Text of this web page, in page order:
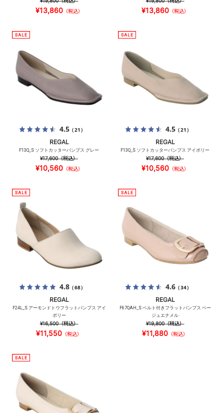
¥13,860（税込） ¥13,860（税込）
4.5（21）
REGAL
F13Q_S ソフトカッターパンプス グレー
¥17,600（税込）
¥10,560（税込）
4.5（21）
REGAL
F13Q_S ソフトカッターパンプス アイボリー
¥17,600（税込）
¥10,560（税込）
4.8（68）
REGAL
F24L_S アーモンドトウフラットパンプス アイ
ボリー
¥16,500（税込）
¥11,550 （税込）
4.6（34）
REGAL
F67QAH_S ベルト付きフラットパンプス ベー
ジュエナメル
¥19,800（税込）
¥11,880 （税込）